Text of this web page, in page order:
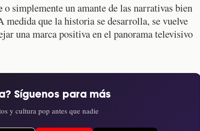
o simplemente un amante de las narrativas bien
medida que la historia se desarrolla, se vuelve
una marca positiva en el panorama televisivo
Síguenos para más
y cultura pop antes que nadie